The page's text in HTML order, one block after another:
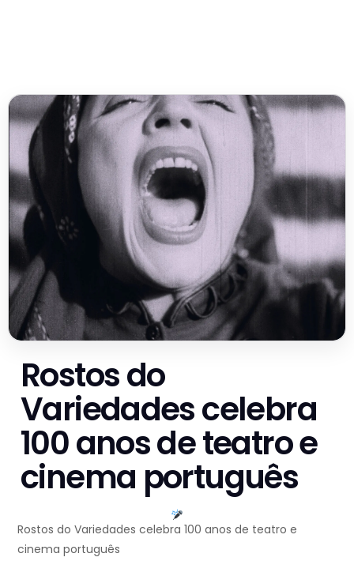
Rostos do
Variedades celebra
100 anos de teatro e
cinema português
Rostos do Variedades celebra 100 anos de teatro e
cinema português